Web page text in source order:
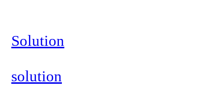
Solution
solution